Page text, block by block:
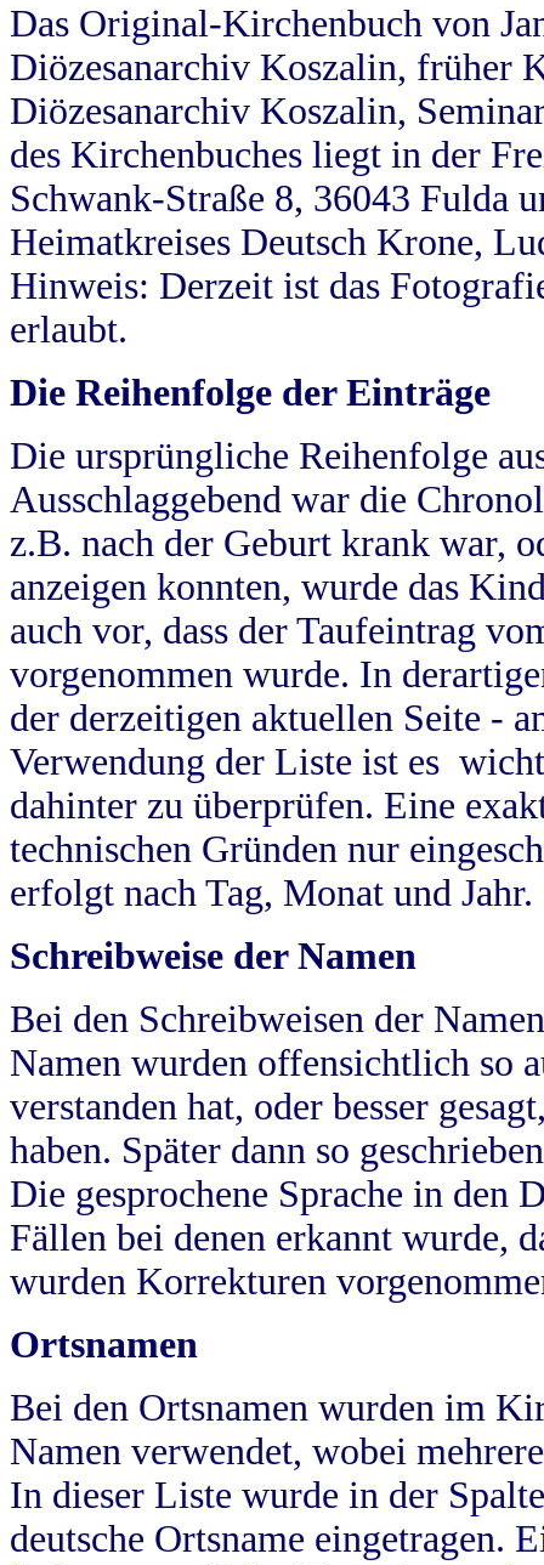
Das Original-Kirchenbuch von
Diözesanarchiv Koszalin, früher
Diözesanarchiv Koszalin,
des Kirchenbuches liegt in der
Schwank-Straße 8, 36043 Fulda
Heimatkreises Deutsch Krone,
Hinweis: Derzeit ist das
erlaubt.
Die Reihenfolge der Einträge
Die ursprüngliche Reihenfolge
Ausschlaggebend war die
z.B. nach der Geburt krank war,
anzeigen konnten, wurde das
auch vor, dass der Taufeintrag
vorgenommen wurde. In
der derzeitigen aktuellen Seite -
Verwendung der Liste ist es
dahinter zu überprüfen. Eine
technischen Gründen nur
erfolgt nach Tag, Monat und Jahr.
Schreibweise der Namen
Bei den Schreibweisen der
Namen wurden offensichtlich so
verstanden hat, oder besser
haben. Später dann so
Die gesprochene Sprache in
Fällen bei denen erkannt wurde,
wurden Korrekturen
Ortsnamen
Bei den Ortsnamen wurden im
Namen verwendet, wobei
In dieser Liste wurde in der
deutsche Ortsname eingetragen.